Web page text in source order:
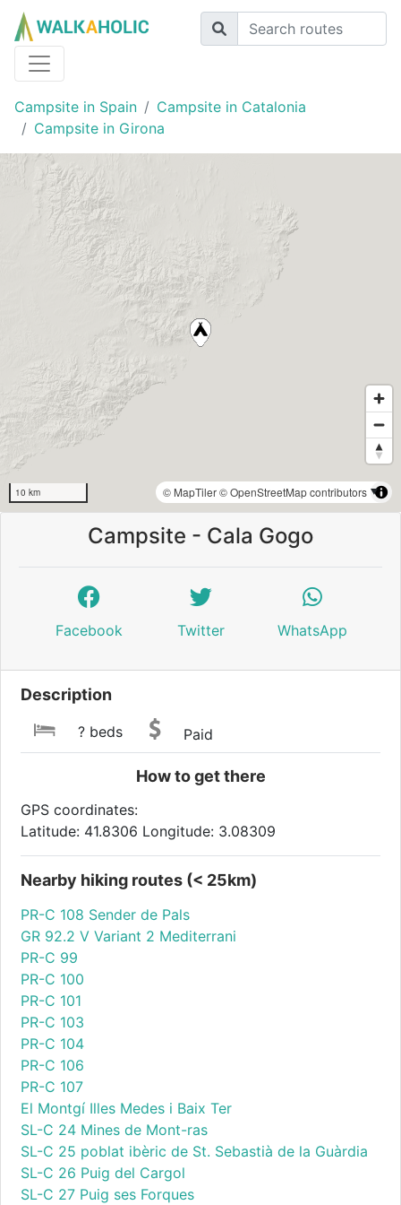
Campsite in Spain
Campsite in Catalonia
Campsite in Girona
10 km © MapTiler© OpenStreetMap contributors
Campsite - Cala Gogo
Facebook Twitter WhatsApp
Description
? beds Paid
How to get there
GPS coordinates:
Latitude: 41.8306 Longitude: 3.08309
Nearby hiking routes (< 25km)
PR-C 108 Sender de Pals
GR 92.2 V Variant 2 Mediterrani
PR-C 99
PR-C 100
PR-C 101
PR-C 103
PR-C 104
PR-C 106
PR-C 107
El Montgí Illes Medes i Baix Ter
SL-C 24 Mines de Mont-ras
SL-C 25 poblat ibèric de St. Sebastià de la Guàrdia
SL-C 26 Puig del Cargol
SL-C 27 Puig ses Forques